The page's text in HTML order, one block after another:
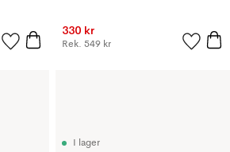
330 kr
Rek. 549 kr
I lager